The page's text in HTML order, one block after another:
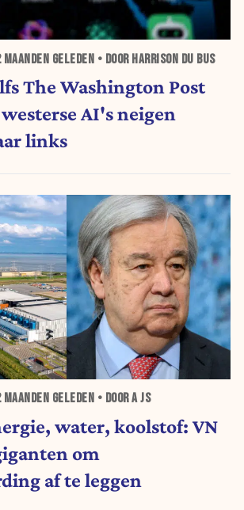
MAANDEN GELEDEN • DOOR HARRISON DU BUS
The Washington Post
AI's neigen
links
MAANDEN GELEDEN • DOOR A JS
water, koolstof: VN
om
af te leggen